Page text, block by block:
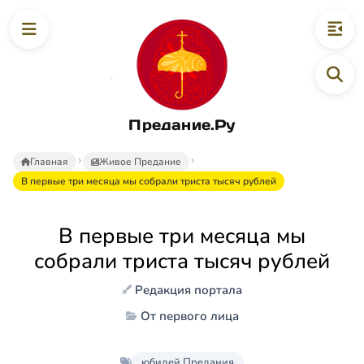
Предание.Ру
Главная
Живое Предание
В первые три месяца мы собрали триста тысяч рублей
В первые три месяца мы
собрали триста тысяч рублей
Редакция портала
От первого лица